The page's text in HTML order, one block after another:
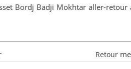
Bordj Badji Mokhtar aller-retour
Retour